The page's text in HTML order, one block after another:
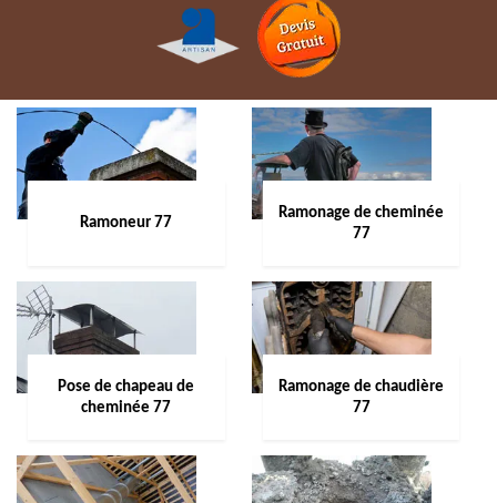
Ramoneur 77
Ramonage de cheminée
77
Pose de chapeau de
cheminée 77
Ramonage de chaudière
77